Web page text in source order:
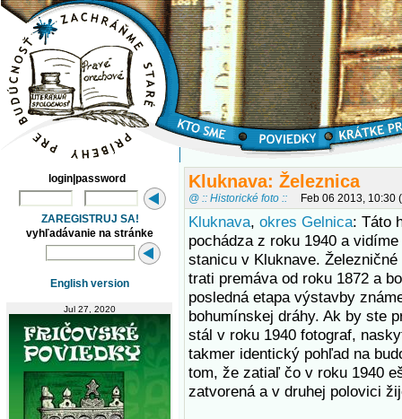
login|password
ZAREGISTRUJ SA!
vyhľadávanie na stránke
English version
Jul 27, 2020
Kluknava: Železnica
@ :: Historické foto :: Feb 06 2013, 10:30
Kluknava, okres Gelnica: Táto
pochádza z roku 1940 a
stanicu v Kluknave.
trati premáva od roku 1872 a
posledná etapa výstavby
bohumínskej dráhy. Ak by ste
stál v roku 1940 fotograf,
takmer identický pohľad na
tom, že zatiaľ čo v roku 1940
zatvorená a v druhej polovici